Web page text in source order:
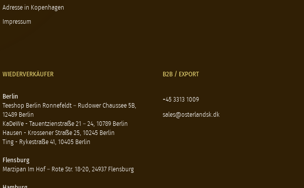
Adresse in Kopenhagen
Impressum
WIEDERVERKÄUFER
Berlin
Teeshop Berlin Ronnefeldt – Rudower Chaussee 5B,
12489 Berlin
KaDeWe - Tauentzienstraße 21 – 24, 10789 Berlin
Hausen - Krossener Straße 25, 10245 Berlin
Ting - Rykestraße 41, 10405 Berlin
Flensburg
Marzipan Im Hof – Rote Str. 18-20, 24937 Flensburg
B2B / EXPORT
+45 3313 1009
sales@osterlandsk.dk